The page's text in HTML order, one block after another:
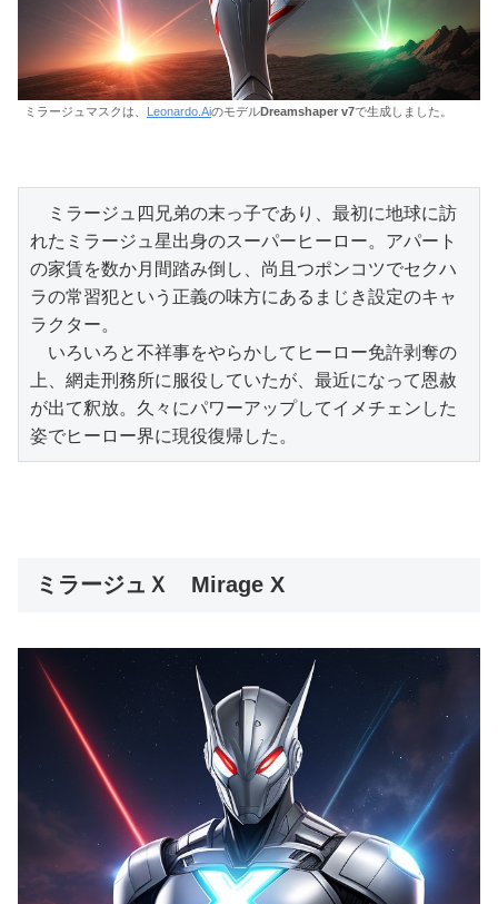
ミラージュマスクは、 Leonardo.AiのモデルDreamshaper v7で生成しました。
ミラージュ四兄弟の末っ子であり、最初に地球に訪
れたミラージュ星出身のスーパーヒーロー。アパート
の家賃を数か月間踏み倒し、尚且つポンコツでセクハ
ラの常習犯という正義の味方にあるまじき設定のキャ
ラクター。
いろいろと不祥事をやらかしてヒーロー免許剥奪の
上、網走刑務所に服役していたが、最近になって恩赦
が出て釈放。久々にパワーアップしてイメチェンした
姿でヒーロー界に現役復帰した。
ミラージュＸ Mirage X